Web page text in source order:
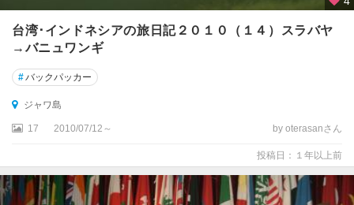
台湾･インドネシアの旅日記２０１０（１４）スラバヤ
→バニュワンギ
#バックパッカー
ジャワ島
17 2010/07/12～ by oterasanさん
投稿日：１年以上前